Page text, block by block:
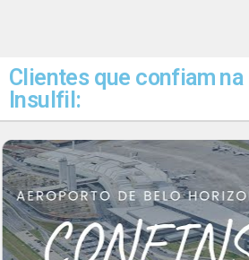
Clientes que confiam
Insulfil: